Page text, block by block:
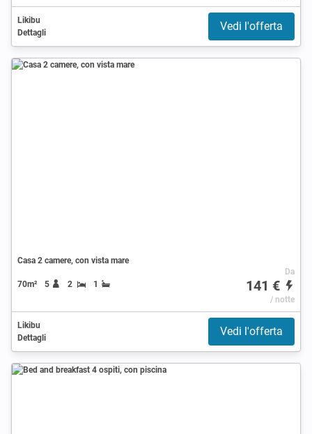
Likibu
Dettagli
Vedi l'offerta
Casa 2 camere, con vista mare
70m² 5 2 1
Da
141 €
/ notte
Likibu
Dettagli
Vedi l'offerta